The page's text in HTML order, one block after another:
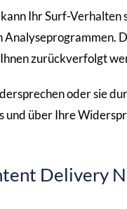
Ihr Surf-
Analyseprogrammen.
zurückverfolgt
oder sie
und über Ihre
Delivery